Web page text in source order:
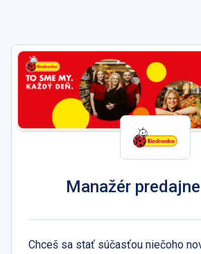
Manažér
Chceš sa stať súčasťou niečoho